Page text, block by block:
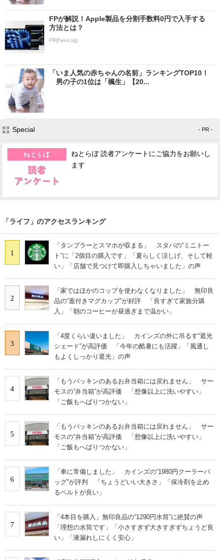
FPが解説！Apple製品を分割手数料0円で入手する
方法とは？
PR(Fav-Log)
「いま人気の赤ちゃんの名前」ランキングTOP10！
男の子の1位は「楓生」【20...
Special - PR -
ねとらぼ 読者アンケートにご協力をお願いし
ます
「ライフ」のアクセスランキング
1
「タンブラーとスマホが収まる」 スタバの“ミニトー
ト”に「2個目の購入です」「夏らしく涼しげ、そして軽
い」「店舗で見つけて即購入しちゃいました」の声
2
「家ではほかのコップを使わなくなりました」 無印良
品の“蓋付きマグカップ”が好評 「良すぎて家族分購
入」「朝のコーヒーが昼過ぎまで温かい」
3
「4度くらい違いました」 カインズの外に吊るす“遮光
シェード”が高評価 「今年の酷暑にも活躍」「風通し
もよくしっかり遮光」の声
4
「もうパッキンのあるお弁当箱には戻れません」 サー
モスの“弁当箱”が高評価 「想像以上に洗いやすい」
「ご飯もへばりつかない」
5
「もうパッキンのあるお弁当箱には戻れません」 サー
モスの“弁当箱”が高評価 「想像以上に洗いやすい」
「ご飯もへばりつかない」
6
「車に常備しました」 カインズの“1980円クーラーバ
ッグ”が評判 「ちょうどいい大きさ」「保冷剤を止め
るベルトが良い」
7
「4本目を購入」無印良品の“1290円水筒”に絶賛の声
「理想の水筒です」「小さすぎず大きすぎずちょうど良
い」「液漏れしにくく安心」